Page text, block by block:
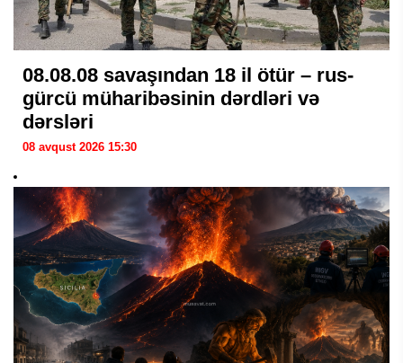
08.08.08 savaşından 18 il ötür – rus-
gürcü müharibəsinin dərdləri və
dərsləri
08 avqust 2026 15:30